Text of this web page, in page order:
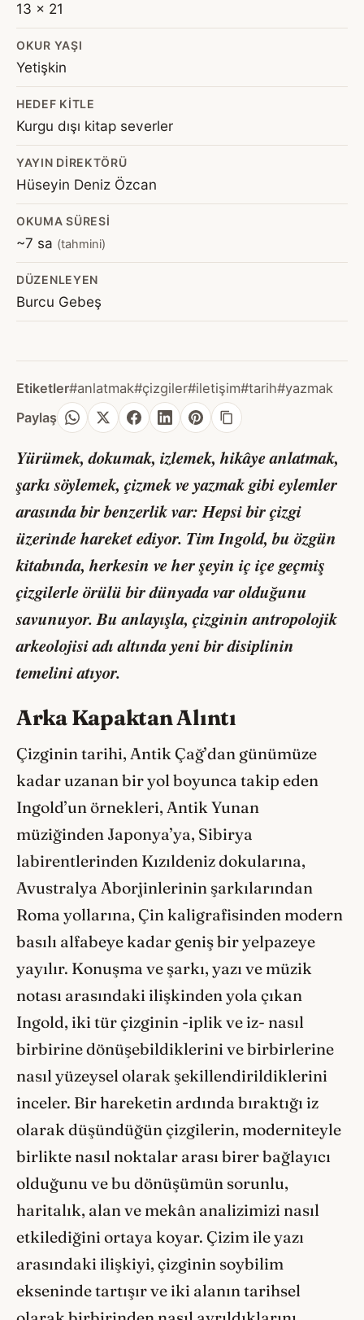
13 x 21
OKUR YAŞI
Yetişkin
HEDEF KITLE
Kurgu dışı kitap severler
YAYIN DIREKTÖRÜ
Hüseyin Deniz Özcan
OKUMA SÜRESI
~7 sa (tahmini)
DÜZENLEYEN
Burcu Gebeş
Etiketler#anlatmak#çizgiler#iletişim#tarih#yazmak
Paylaş
Yürümek, dokumak, izlemek, hikâye anlatmak,
şarkı söylemek, çizmek ve yazmak gibi eylemler
arasında bir benzerlik var: Hepsi bir çizgi
üzerinde hareket ediyor. Tim Ingold, bu özgün
kitabında, herkesin ve her şeyin iç içe geçmiş
çizgilerle örülü bir dünyada var olduğunu
savunuyor. Bu anlayışla, çizginin antropolojik
arkeolojisiadı altında yeni bir disiplinin
temelini atıyor.
Arka Kapaktan Alıntı
Çizginin tarihi, Antik Çağ’dan günümüze
kadar uzanan bir yol boyunca takip eden
Ingold’un örnekleri, Antik Yunan
müziğinden Japonya’ya, Sibirya
labirentlerinden Kızıldeniz dokularına,
Avustralya Aborjinlerinin şarkılarından
Roma yollarına, Çin kaligrafisinden modern
basılı alfabeye kadar geniş bir yelpazeye
yayılır. Konuşma ve şarkı, yazı ve müzik
notası arasındaki ilişkinden yola çıkan
Ingold, iki tür çizginin -iplik ve iz- nasıl
birbirine dönüşebildiklerini ve birbirlerine
nasıl yüzeysel olarak şekillendirildiklerini
inceler. Bir hareketin ardında bıraktığı iz
olarak düşündüğün çizgilerin, moderniteyle
birlikte nasıl noktalar arası birer bağlayıcı
olduğunu ve bu dönüşümün sorunlu,
haritalık, alan ve mekân analizimizi nasıl
etkilediğini ortaya koyar. Çizim ile yazı
arasındaki ilişkiyi, çizginin soybilim
ekseninde tartışır ve iki alanın tarihsel